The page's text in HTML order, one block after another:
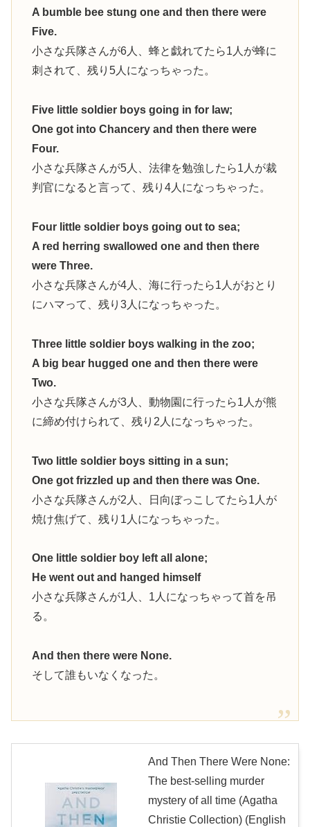
A bumble bee stung one and then there were
Five.
小さな兵隊さんが6人、蜂と戯れてたら1人が蜂に
刺されて、残り5人になっちゃった。
Five little soldier boys going in for law;
One got into Chancery and then there were
Four.
小さな兵隊さんが5人、法律を勉強したら1人が裁
判官になると言って、残り4人になっちゃった。
Four little soldier boys going out to sea;
A red herring swallowed one and then there
were Three.
小さな兵隊さんが4人、海に行ったら1人がおとり
にハマって、残り3人になっちゃった。
Three little soldier boys walking in the zoo;
A big bear hugged one and then there were
Two.
小さな兵隊さんが3人、動物園に行ったら1人が熊
に締め付けられて、残り2人になっちゃった。
Two little soldier boys sitting in a sun;
One got frizzled up and then there was One.
小さな兵隊さんが2人、日向ぼっこしてたら1人が
焼け焦げて、残り1人になっちゃった。
One little soldier boy left all alone;
He went out and hanged himself
小さな兵隊さんが1人、1人になっちゃって首を吊
る。
And then there were None.
そして誰もいなくなった。
And Then There Were None:
The best-selling murder
mystery of all time (Agatha
Christie Collection) (English